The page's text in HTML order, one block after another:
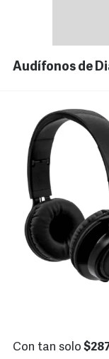
Audífonos de
Con tan solo